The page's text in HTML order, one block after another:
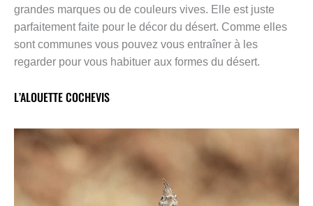
grandes marques ou de couleurs vives. Elle est juste
parfaitement faite pour le décor du désert. Comme elles
sont communes vous pouvez vous entraîner à les
regarder pour vous habituer aux formes du désert.
L’ALOUETTE COCHEVIS